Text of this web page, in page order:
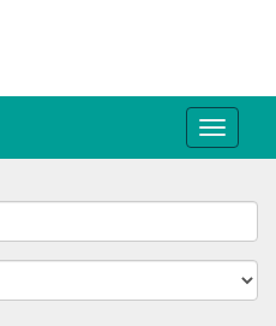
Toggle